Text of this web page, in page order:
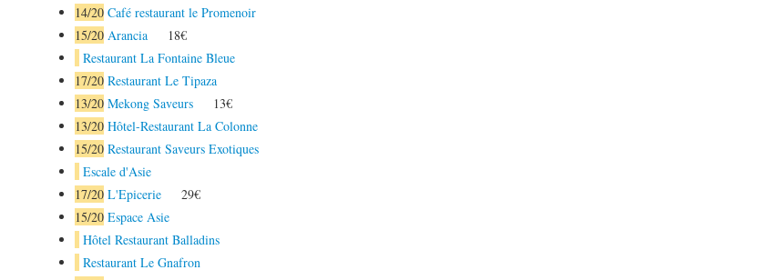
14/20 Café restaurant le Promenoir
15/20 Arancia
18€
Restaurant La Fontaine Bleue
17/20 Restaurant Le Tipaza
13/20 Mekong Saveurs
13€
13/20 Hôtel-Restaurant La Colonne
15/20 Restaurant Saveurs Exotiques
Escale d'Asie
17/20 L'Epicerie
29€
15/20 Espace Asie
Hôtel Restaurant Balladins
Restaurant Le Gnafron